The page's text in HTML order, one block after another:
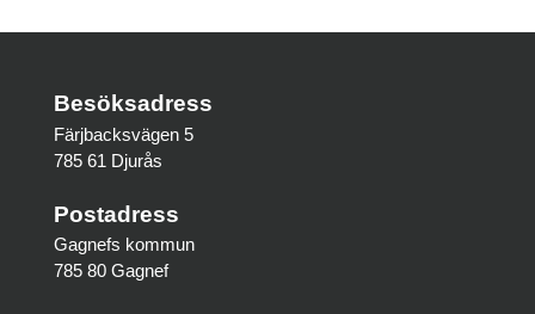
Besöksadress
Färjbacksvägen 5
785 61 Djurås
Postadress
Gagnefs kommun
785 80 Gagnef